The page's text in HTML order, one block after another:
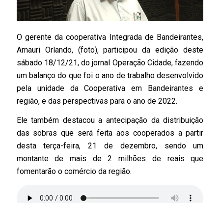
O gerente da cooperativa Integrada de Bandeirantes,
Amauri Orlando, (foto), participou da edição deste
sábado 18/12/21, do jornal Operação Cidade, fazendo
um balanço do que foi o ano de trabalho desenvolvido
pela unidade da Cooperativa em Bandeirantes e
região, e das perspectivas para o ano de 2022.
Ele também destacou a antecipação da distribuição
das sobras que será feita aos cooperados a partir
desta terça-feira, 21 de dezembro, sendo um
montante de mais de 2 milhões de reais que
fomentarão o comércio da região.